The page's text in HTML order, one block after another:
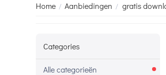
Home / Aanbiedingen / gratis
Categories
Alle categorieën